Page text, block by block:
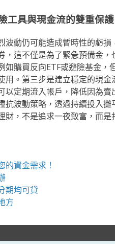
工具與現金流的雙重保護
波動仍可能造成暫時性的虧
，這不僅是為了緊急預備金
如購買反向ETF或避險基金，
用。第三步是建立穩定的現
以定期流入帳戶，降低因為
抗波動策略，透過持續投入
財，不是追求一夜致富，而
的資金需求！
期均可貸
方